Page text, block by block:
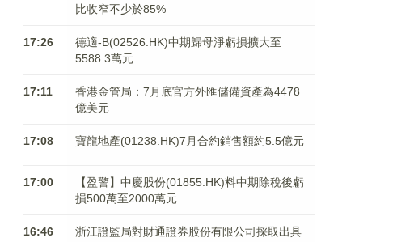
比收窄不少於85%
17:26
德適-B(02526.HK)中期歸母淨虧損擴大至
5588.3萬元
17:11
香港金管局：7月底官方外匯儲備資產為4478
億美元
17:08 寶龍地產(01238.HK)7月合約銷售額約5.5億元
17:00
【盈警】中慶股份(01855.HK)料中期除稅後虧
損500萬至2000萬元
16:46
浙江證監局對財通證券股份有限公司採取出具